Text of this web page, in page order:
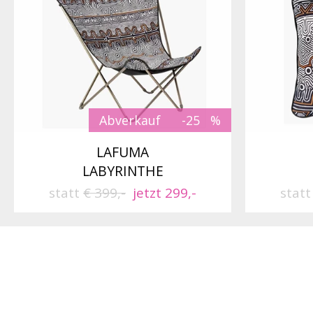
Abverkauf -25
LAFUMA
LABYRINTHE
statt € 399,- jetzt 299,-